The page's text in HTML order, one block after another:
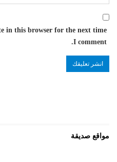
in this browser for the next time
I comment.
مواقع صديقة